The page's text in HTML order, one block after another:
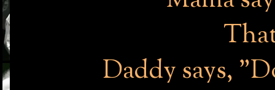
Daddy says,